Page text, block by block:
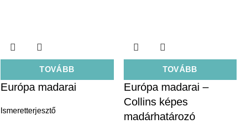
TOVÁBB
Európa madarai
Ismeretterjesztő
TOVÁBB
Európa madarai –
Collins képes
madárhatározó